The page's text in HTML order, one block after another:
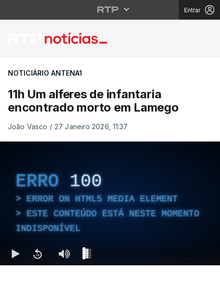
Entrar
11h Um alferes de
NOTICIÁRIO ANTENA1
11h Um alferes de infantaria
encontrado morto em Lamego
João Vasco / 27 Janeiro 2026, 11:37
ERRO 100
ERROR ON HTML5 MEDIA ELEMENT
ESTE CONTEÚDO ESTÁ NESTE MOMENTO
INDISPONÍVEL